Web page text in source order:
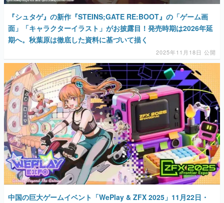
『シュタゲ』の新作『STEINS;GATE RE:BOOT』の「ゲーム画
面」「キャラクターイラスト」がお披露目！発売時期は2026年延
期へ。秋葉原は徹底した資料に基づいて描く
2025年11月18日 公開
中国の巨大ゲームイベント「WePlay & ZFX 2025」11月22日・